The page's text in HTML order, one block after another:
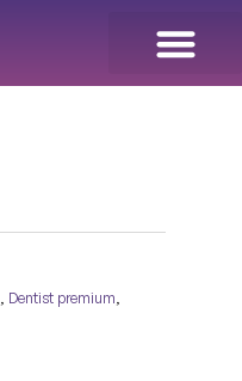
, Dentist premium,